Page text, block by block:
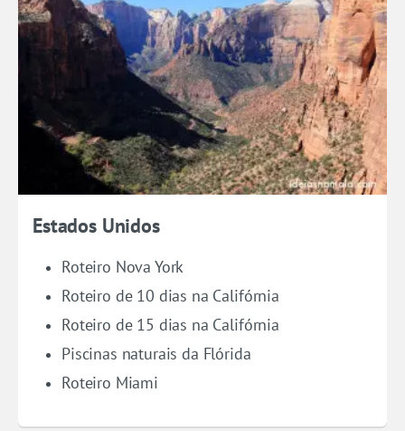
Estados Unidos
Roteiro Nova York
Roteiro de 10 dias na Califórnia
Roteiro de 15 dias na Califórnia
Piscinas naturais da Flórida
Roteiro Miami